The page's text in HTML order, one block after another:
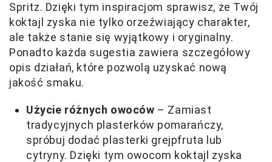
Spritz. Dzięki tym inspiracjom sprawisz, że Twój
koktajl zyska nie tylko orzeźwiający charakter,
ale także stanie się wyjątkowy i oryginalny.
Ponadto każda sugestia zawiera szczegółowy
opis działań, które pozwolą uzyskać nową
jakość smaku.
Użycie różnych owoców – Zamiast
tradycyjnych plasterków pomarańczy,
spróbuj dodać plasterki grejpfruta lub
cytryny. Dzięki tym owocom koktajl zyska